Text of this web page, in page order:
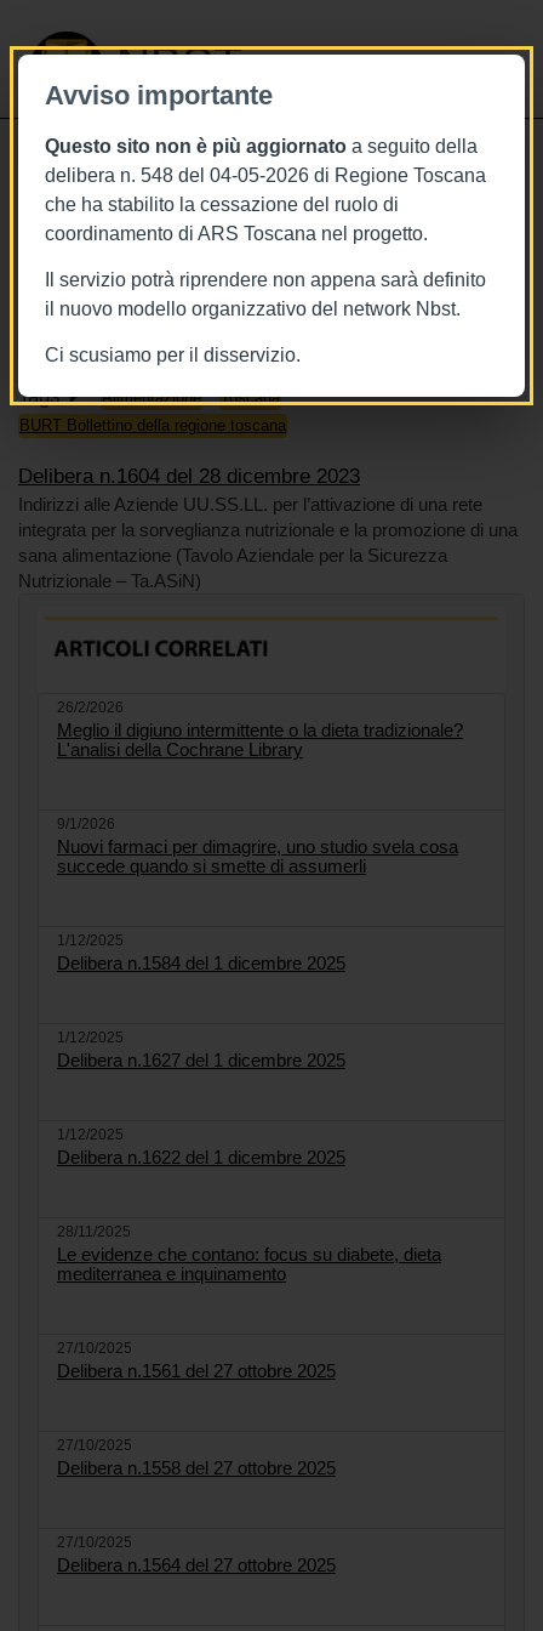
Avviso importante
Questo sito non è più aggiornato a seguito della
delibera n. 548 del 04-05-2026 di Regione Toscana
che ha stabilito la cessazione del ruolo di
coordinamento di ARS Toscana nel progetto.
Il servizio potrà riprendere non appena sarà definito
il nuovo modello organizzativo del network Nbst.
Ci scusiamo per il disservizio.
NBST
28/12/2023
Delibera n.1604 del 28 dicembre
2023
Tags Alimentazione
Toscana
BURT Bollettino della regione toscana
Delibera n.1604 del 28 dicembre 2023
Indirizzi alle Aziende UU.SS.LL. per l’attivazione di una rete
integrata per la sorveglianza nutrizionale e la promozione di una
sana alimentazione (Tavolo Aziendale per la Sicurezza
Nutrizionale – Ta.ASiN)
26/2/2026
Meglio il digiuno intermittente o la dieta tradizionale?
L'analisi della Cochrane Library
9/1/2026
Nuovi farmaci per dimagrire, uno studio svela cosa
succede quando si smette di assumerli
1/12/2025
Delibera n.1584 del 1 dicembre 2025
1/12/2025
Delibera n.1627 del 1 dicembre 2025
1/12/2025
Delibera n.1622 del 1 dicembre 2025
28/11/2025
Le evidenze che contano: focus su diabete, dieta
mediterranea e inquinamento
27/10/2025
Delibera n.1561 del 27 ottobre 2025
27/10/2025
Delibera n.1558 del 27 ottobre 2025
27/10/2025
Delibera n.1564 del 27 ottobre 2025